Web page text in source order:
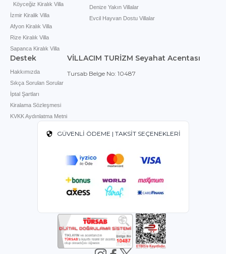
Köyceğiz Kiralık Villa
İzmir Kiralik Villa
Afyon Kiralık Villa
Rize Kiralık Villa
Sapanca Kiralık Villa
Denize Yakın Villalar
Evcil Hayvan Dostu Villalar
Destek
Hakkımızda
Sıkça Sorulan Sorular
İptal Şartları
Kiralama Sözleşmesi
KVKK Aydınlatma Metni
VİLLACIM TURİZM Seyahat Acentası
Tursab Belge No: 10487
GÜVENLİ ÖDEME | TAKSİT SEÇENEKLERİ